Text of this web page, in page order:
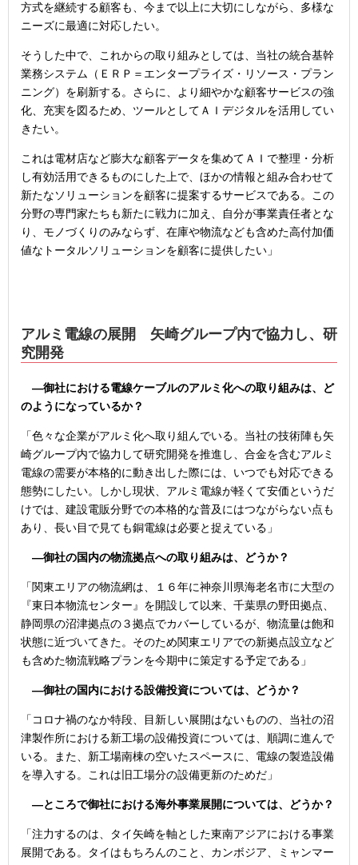
方式を継続する顧客も、今まで以上に大切にしながら、多様な
ニーズに最適に対応したい。
そうした中で、これからの取り組みとしては、当社の統合基幹
業務システム（ＥＲＰ＝エンタープライズ・リソース・プラン
ニング）を刷新する。さらに、より細やかな顧客サービスの強
化、充実を図るため、ツールとしてＡＩデジタルを活用してい
きたい。
これは電材店など膨大な顧客データを集めてＡＩで整理・分析
し有効活用できるものにした上で、ほかの情報と組み合わせて
新たなソリューションを顧客に提案するサービスである。この
分野の専門家たちも新たに戦力に加え、自分が事業責任者とな
り、モノづくりのみならず、在庫や物流なども含めた高付加価
値なトータルソリューションを顧客に提供したい」
アルミ電線の展開 矢崎グループ内で協力し、研
究開発
―御社における電線ケーブルのアルミ化への取り組みは、ど
のようになっているか？
「色々な企業がアルミ化へ取り組んでいる。当社の技術陣も矢
崎グループ内で協力して研究開発を推進し、合金を含むアルミ
電線の需要が本格的に動き出した際には、いつでも対応できる
態勢にしたい。しかし現状、アルミ電線が軽くて安価というだ
けでは、建設電販分野での本格的な普及にはつながらない点も
あり、長い目で見ても銅電線は必要と捉えている」
―御社の国内の物流拠点への取り組みは、どうか？
「関東エリアの物流網は、１６年に神奈川県海老名市に大型の
『東日本物流センター』を開設して以来、千葉県の野田拠点、
静岡県の沼津拠点の３拠点でカバーしているが、物流量は飽和
状態に近づいてきた。そのため関東エリアでの新拠点設立など
も含めた物流戦略プランを今期中に策定する予定である」
―御社の国内における設備投資については、どうか？
「コロナ禍のなか特段、目新しい展開はないものの、当社の沼
津製作所における新工場の設備投資については、順調に進んで
いる。また、新工場南棟の空いたスペースに、電線の製造設備
を導入する。これは旧工場分の設備更新のためだ」
―ところで御社における海外事業展開については、どうか？
「注力するのは、タイ矢崎を軸とした東南アジアにおける事業
展開である。タイはもちろんのこと、カンボジア、ミャンマー